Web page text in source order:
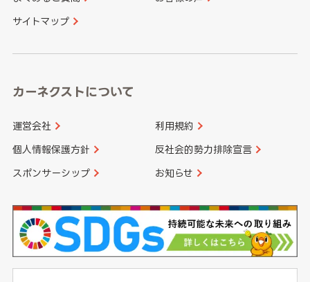
サイトマップ
カーネクストについて
運営会社 利用規約
個人情報保護方針 反社会的勢力排除宣言
スポンサーシップ お知らせ